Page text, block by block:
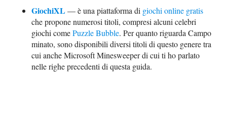
GiochiXL— è una piattaforma di giochi online gratis
che propone numerosi titoli, compresi alcuni celebri
giochi comePuzzle Bubble. Per quanto riguarda Campo
minato, sono disponibili diversi titoli di questo genere tra
cui anche Microsoft Minesweeper di cui ti ho parlato
nelle righe precedenti di questa guida.